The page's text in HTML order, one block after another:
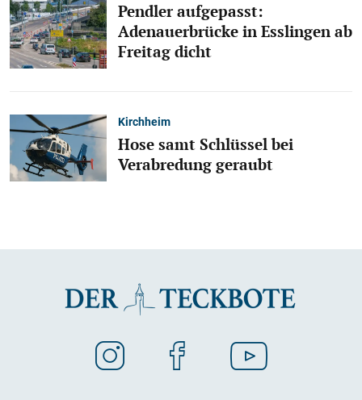
Pendler aufgepasst:
Adenauerbrücke in Esslingen ab
Freitag dicht
Kirchheim
Hose samt Schlüssel bei
Verabredung geraubt